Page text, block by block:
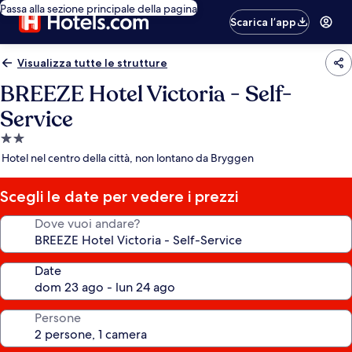
Passa alla sezione principale della pagina
Scarica l’app
Visualizza tutte le strutture
BREEZE Hotel Victoria - Self-
Service
Struttura
a
stelle
Hotel nel centro della città, non lontano da Bryggen
Scegli le date per vedere i prezzi
Dove vuoi andare?
Date
Persone